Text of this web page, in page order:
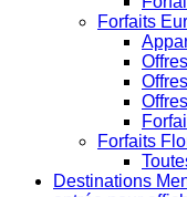
Forfaits
Forfaits
Destinations